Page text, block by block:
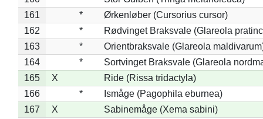
161
*
Ørkenløber (Cursorius cursor)
162
*
Rødvinget Braksvale (Glareola
163
*
Orientbraksvale (Glareola
164
*
Sortvinget Braksvale (Glareola
165
X
Ride (Rissa tridactyla)
166
*
Ismåge (Pagophila eburnea)
167
X
Sabinemåge (Xema sabini)